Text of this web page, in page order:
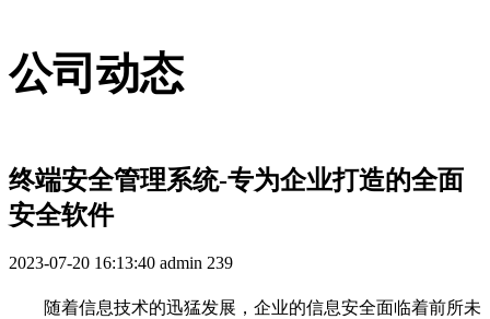
公司动态
终端安全管理系统-专为企业打造的全面
安全软件
2023-07-20 16:13:40 admin 239
随着信息技术的迅猛发展，企业的信息安全面临着前所未